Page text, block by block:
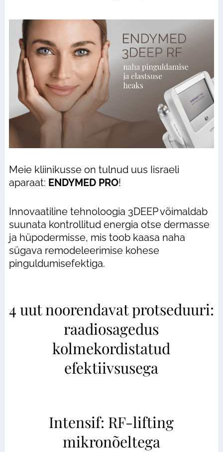
Meie kliinikusse on tulnud uus Iisraeli
aparaat: ENDYMED PRO!
Innovaatiline tehnoloogia 3DEEP võimaldab
suunata kontrollitud energia otse dermasse
ja hüpodermisse, mis toob kaasa naha
sügava remodeleerimise kohese
pinguldumisefektiga.
4 uut noorendavat protseduuri:
raadiosagedus
kolmekordistatud
efektiivsusega
Intensif: RF-lifting
mikronõeltega